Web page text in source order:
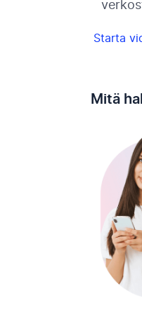
Starta
Mitä